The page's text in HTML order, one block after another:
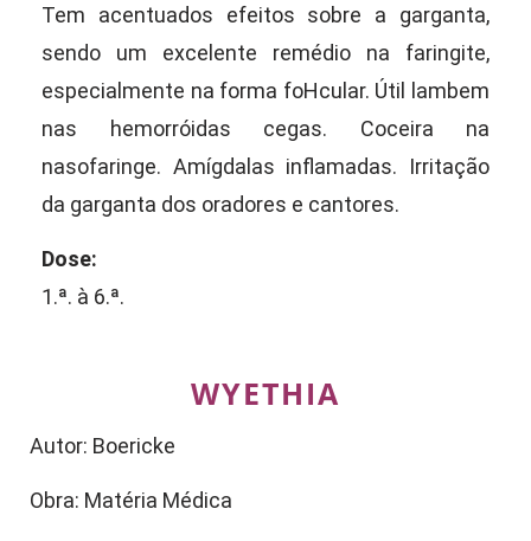
Tem acentuados efeitos sobre a garganta,
sendo um excelente remédio na faringite,
especialmente na forma foHcular. Útil lambem
nas hemorróidas cegas. Coceira na
nasofaringe. Amígdalas inflamadas. Irritação
da garganta dos oradores e cantores.
Dose:
1.ª. à 6.ª.
WYETHIA
Autor: Boericke
Obra: Matéria Médica